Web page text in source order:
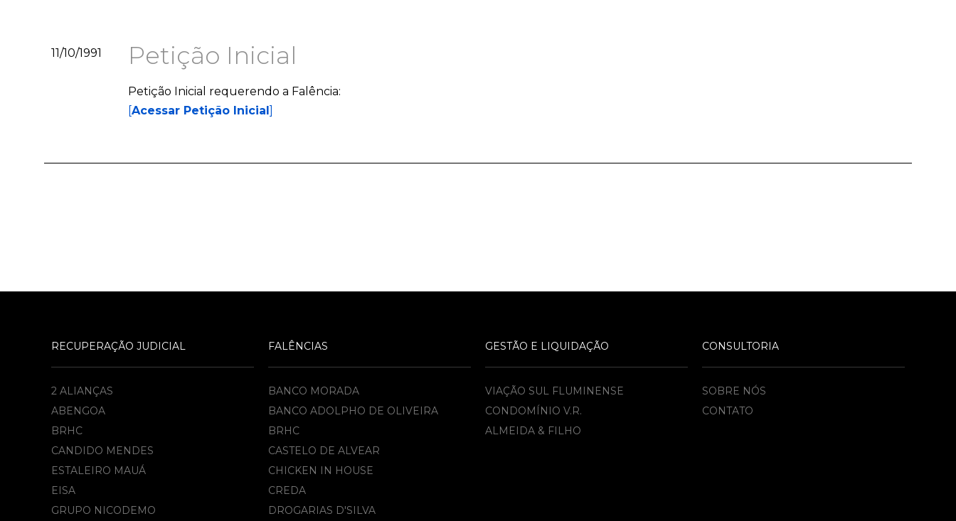
11/10/1991 Petição Inicial
Petição Inicial requerendo a Falência:
[Acessar Petição Inicial]
RECUPERAÇÃO JUDICIAL
2 ALIANÇAS
ABENGOA
BRHC
CANDIDO MENDES
ESTALEIRO MAUÁ
EISA
GRUPO NICODEMO
FALÊNCIAS
BANCO MORADA
BANCO ADOLPHO DE OLIVEIRA
BRHC
CASTELO DE ALVEAR
CHICKEN IN HOUSE
CREDA
DROGARIAS D'SILVA
GESTÃO E LIQUIDAÇÃO
VIAÇÃO SUL FLUMINENSE
CONDOMÍNIO V.R.
ALMEIDA & FILHO​
CONSULTORIA
SOBRE NÓS
CONTATO